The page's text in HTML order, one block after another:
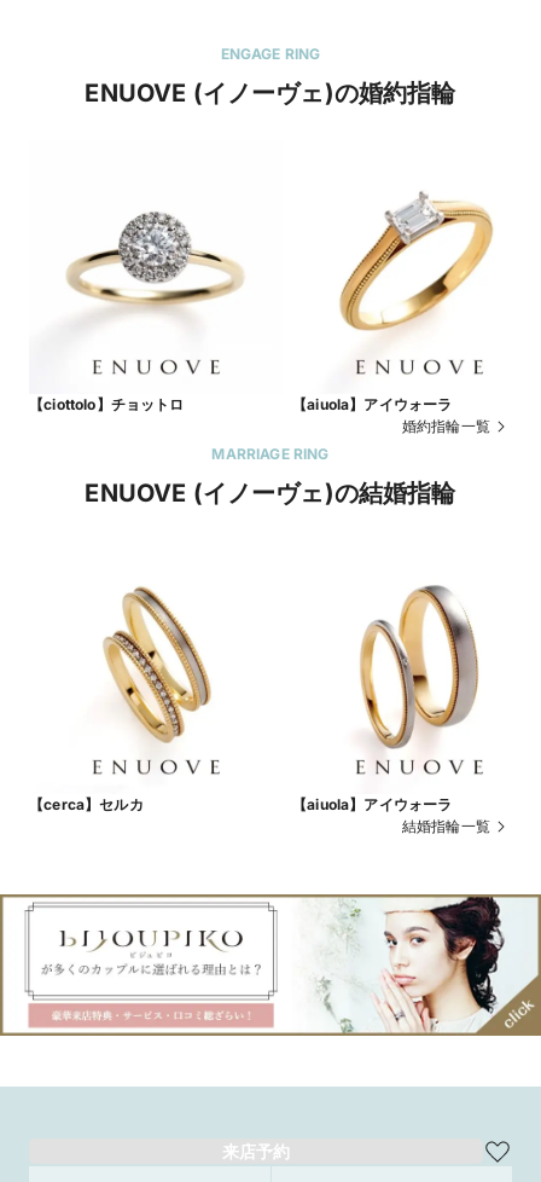
ENGAGE RING
ENUOVE (イノーヴェ)の婚約指輪
【ciottolo】チョットロ
【aiuola】アイウォーラ
婚約指輪一覧
MARRIAGE RING
ENUOVE (イノーヴェ)の結婚指輪
【cerca】セルカ
【aiuola】アイウォーラ
結婚指輪一覧
来店予約